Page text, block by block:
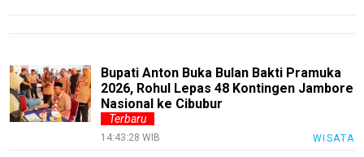
Bupati Anton Buka Bulan Bakti Pramuka
2026, Rohul Lepas 48 Kontingen Jambore
Nasional ke Cibubur
Terbaru
14:43:28 WIB WISATA
Bisnis
Sehat